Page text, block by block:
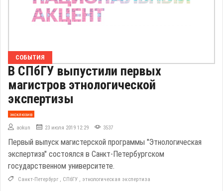
СОБЫТИЯ
В СПбГУ выпустили первых
магистров этнологической
экспертизы
эксклюзив
aokun 23 июля 2019 12:29 3537
Первый выпуск магистерской программы "Этнологическая
экспертиза" состоялся в Санкт-Петербургском
государственном университете.
Санкт-Петербург , СПбГУ , этнологическая экспертиза